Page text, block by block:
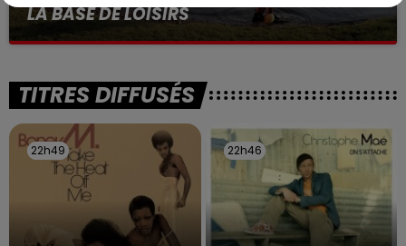
LA BASE DE LOISIRS
La victime a coulé à pic
TITRES DIFFUSÉS
22h49
22h49 22h46
22h46